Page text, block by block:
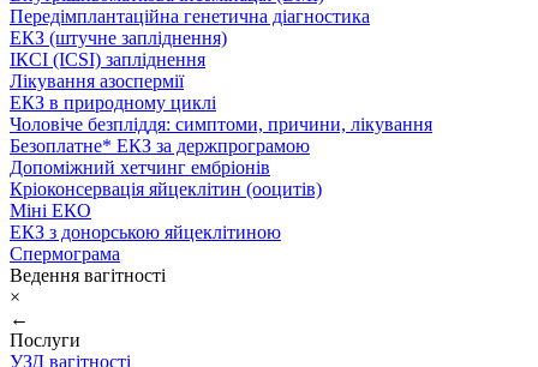
Передімплантаційна генетична діагностика
ЕКЗ (штучне запліднення)
ІКСІ (ICSI) запліднення
Лікування азоспермії
ЕКЗ в природному циклі
Чоловіче безпліддя: симптоми, причини, лікування
Безоплатне* ЕКЗ за держпрограмою
Допоміжний хетчинг ембріонів
Кріоконсервація яйцеклітин (ооцитів)
Міні ЕКО
ЕКЗ з донорською яйцеклітиною
Спермограма
Ведення вагітності
×
←
Послуги
УЗД вагітності